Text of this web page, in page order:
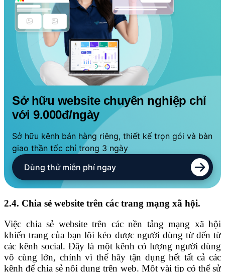
Sở hữu website chuyên nghiệp chỉ
với 9.000đ/ngày
Sở hữu kênh bán hàng riêng, thiết kế trọn gói và bàn
giao thần tốc chỉ trong 3 ngày
Dùng thử miễn phí ngay
2.4. Chia sẻ website trên các trang mạng xã hội.
Việc chia sẻ website trên các nền tảng mạng xã hội
khiến trang của bạn lôi kéo được người dùng từ đến từ
các kênh social. Đây là một kênh có lượng người dùng
vô cùng lớn, chính vì thế hãy tận dụng hết tất cả các
kênh để chia sẻ nội dung trên web. Một vài tip có thể sử